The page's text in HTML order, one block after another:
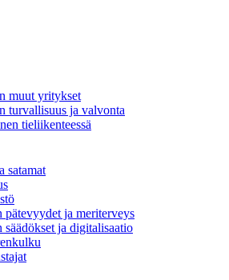
muut yritykset
turvallisuus ja valvonta
tieliikenteessä
satamat
pätevyydet ja meriterveys
ja digitalisaatio